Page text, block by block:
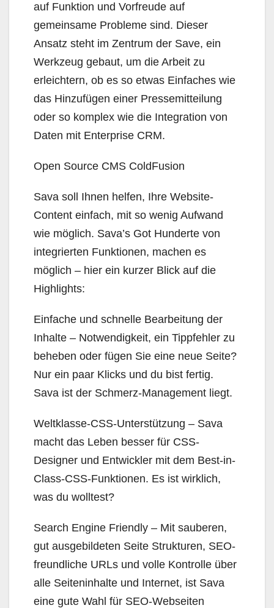
auf Funktion und Vorfreude auf
gemeinsame Probleme sind. Dieser
Ansatz steht im Zentrum der Save, ein
Werkzeug gebaut, um die Arbeit zu
erleichtern, ob es so etwas Einfaches wie
das Hinzufügen einer Pressemitteilung
oder so komplex wie die Integration von
Daten mit Enterprise CRM.
Open Source CMS ColdFusion
Sava soll Ihnen helfen, Ihre Website-
Content einfach, mit so wenig Aufwand
wie möglich. Sava’s Got Hunderte von
integrierten Funktionen, machen es
möglich – hier ein kurzer Blick auf die
Highlights:
Einfache und schnelle Bearbeitung der
Inhalte – Notwendigkeit, ein Tippfehler zu
beheben oder fügen Sie eine neue Seite?
Nur ein paar Klicks und du bist fertig.
Sava ist der Schmerz-Management liegt.
Weltklasse-CSS-Unterstützung – Sava
macht das Leben besser für CSS-
Designer und Entwickler mit dem Best-in-
Class-CSS-Funktionen. Es ist wirklich,
was du wolltest?
Search Engine Friendly – Mit sauberen,
gut ausgebildeten Seite Strukturen, SEO-
freundliche URLs und volle Kontrolle über
alle Seiteninhalte und Internet, ist Sava
eine gute Wahl für SEO-Webseiten